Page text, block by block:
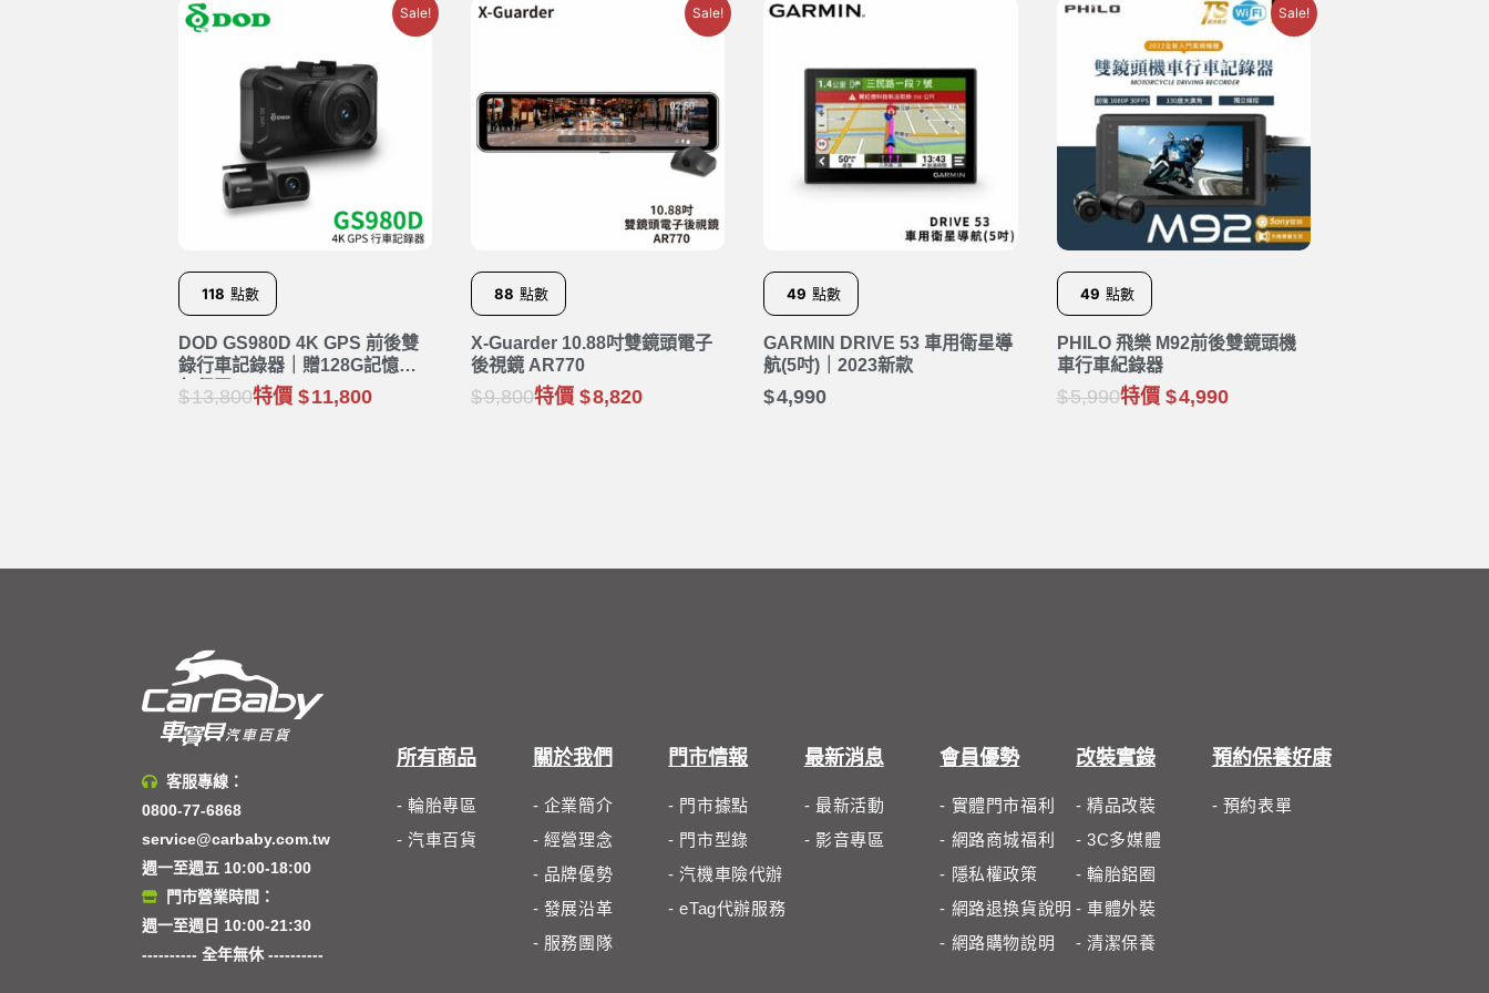
Sale!
118 點數
DOD GS980D 4K GPS 前後雙
錄行車記錄器｜贈128G記憶卡 3
年保固
13,800特價 11,800
Sale!
88 點數
X-Guarder 10.88吋雙鏡頭電子
後視鏡 AR770
9,800特價 8,820
49 點數
GARMIN DRIVE 53 車用衛星導
航(5吋)｜2023新款
4,990
Sale!
49 點數
PHILO 飛樂 M92前後雙鏡頭機
車行車紀錄器
5,990特價 4,990
客服專線：
0800-77-6868
service@carbaby.com.tw
週一至週五 10:00-18:00
門市營業時間：
週一至週日 10:00-21:30
---------- 全年無休 ----------
所有商品
- 輪胎專區
- 汽車百貨
關於我們
- 企業簡介
- 經營理念
- 品牌優勢
- 發展沿革
- 服務團隊
門市情報
- 門市據點
- 門市型錄
- 汽機車險代辦
- eTag代辦服務
最新消息
- 最新活動
- 影音專區
會員優勢
- 實體門市福利
- 網路商城福利
- 隱私權政策
- 網路退換貨說明
- 網路購物說明
改裝實錄
- 精品改裝
- 3C多媒體
- 輪胎鋁圈
- 車體外裝
- 清潔保養
預約保養好康
- 預約表單